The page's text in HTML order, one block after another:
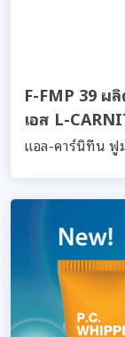
F-FMP 39 ผ
เอส L-
แอล-คาร์นิทีน ฟู